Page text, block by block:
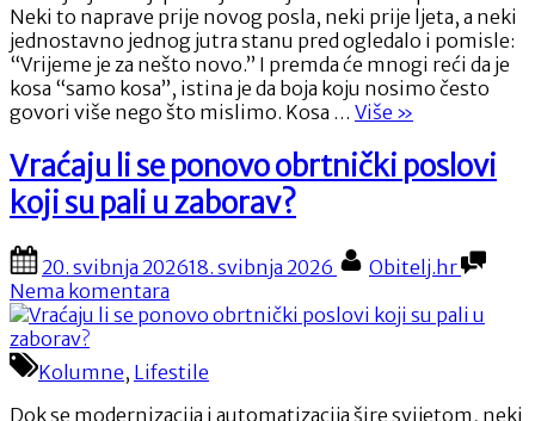
što
zapravo
govorimo
svijetu
bez
riječi?
Neki to naprave prije novog posla, neki prije ljeta, a neki
jednostavno jednog jutra stanu pred ogledalo i pomisle:
“Vrijeme je za nešto novo.” I premda će mnogi reći da je
kosa “samo kosa”, istina je da boja koju nosimo često
govori više nego što mislimo. Kosa … Više “Boja
kao
osobna
zapravo
govorimo
svijetu
bez
»
Vraćaju li se ponovo obrtnički poslovi
koji su pali u zaborav?
Posted
on
20. svibnja 202618. svibnja 2026 By
Obitelj.hr
Nema komentara
Vraćaju
se
ponovo
obrtnički
Kolumne, Lifestile
Dok se modernizacija i automatizacija šire svijetom, neki